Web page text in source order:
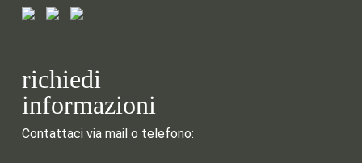
richiedi
informazioni
Contattaci via mail o telefono: